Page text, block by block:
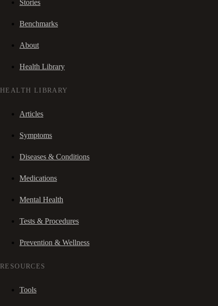
Stories
Benchmarks
About
Health Library
HEALTH LIBRARY
Articles
Symptoms
Diseases & Conditions
Medications
Mental Health
Tests & Procedures
Prevention & Wellness
RESOURCES
Tools